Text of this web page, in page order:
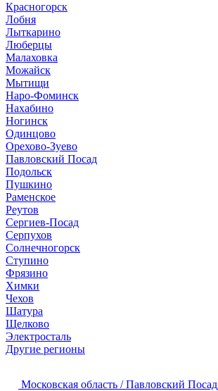
Красногорск
Лобня
Лыткарино
Люберцы
Малаховка
Можайск
Мытищи
Наро-Фоминск
Нахабино
Ногинск
Одинцово
Орехово-Зуево
Павловский Посад
Подольск
Пушкино
Раменское
Реутов
Сергиев-Посад
Серпухов
Солнечногорск
Ступино
Фрязино
Химки
Чехов
Шатура
Щелково
Электросталь
Другие регионы
Московская область / Павловский Посад